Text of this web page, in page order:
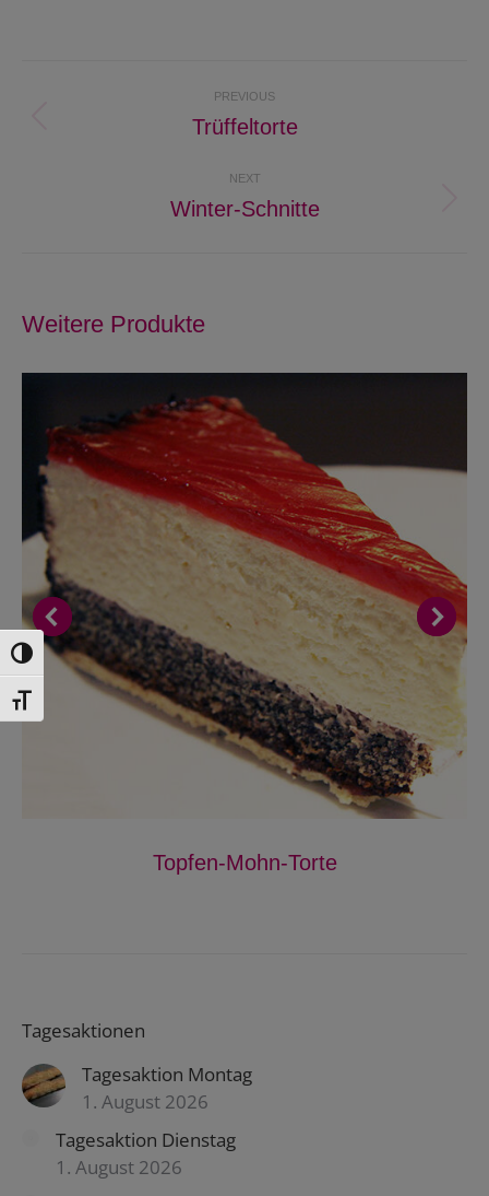
Toggle High Contrast
Toggle Font size
PREVIOUS
Previous
Trüffeltorte
NEXT
Next
Winter-Schnitte
Weitere Produkte
Topfen-Mohn-Torte
Tagesaktionen
Tagesaktion Montag
1. August 2026
Tagesaktion Dienstag
1. August 2026